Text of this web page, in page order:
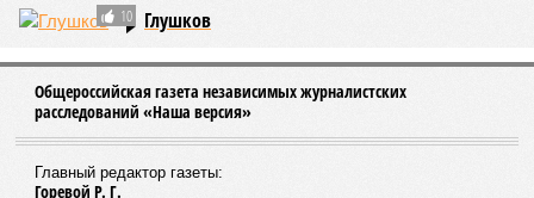
10 Глушков
Общероссийская газета независимых журналистских
расследований «Наша версия»
Главный редактор газеты:
Горевой Р. Г.